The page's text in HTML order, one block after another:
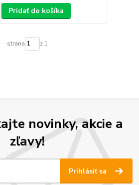
Pridať do košíka
strana z 1
novinky, akcie a
zľavy!
Prihlásiť sa